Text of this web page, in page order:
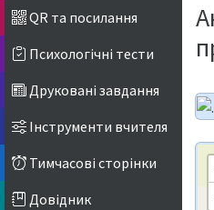
QR та посилання
Психологічні тести
Друковані завдання
Інструменти вчителя
Тимчасові сторінки
Довідник